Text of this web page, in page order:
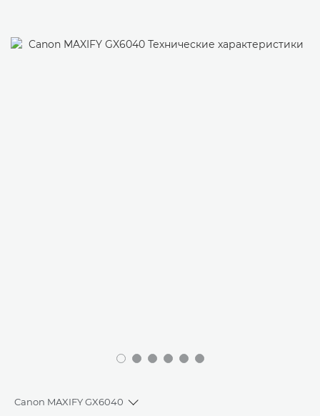
Canon MAXIFY GX6040
Toggle breadcrumbs